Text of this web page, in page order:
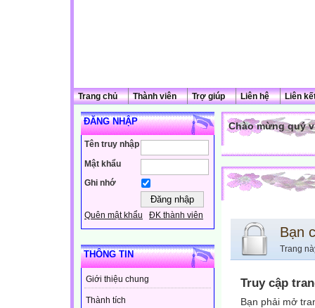
Trang chủ Thành viên Trợ giúp Liên hệ Liên
ĐĂNG NHẬP
Tên truy nhập
Mật khẩu
Ghi nhớ
Quên mật khẩu ĐK thành viên
THÔNG TIN
Giới thiệu chung
Thành tích
Chào mừng quý
Bạn
Trang
Truy cập
Bạn phải mở